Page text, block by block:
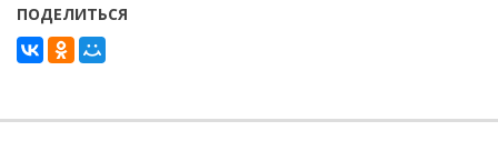
ПОДЕЛИТЬСЯ